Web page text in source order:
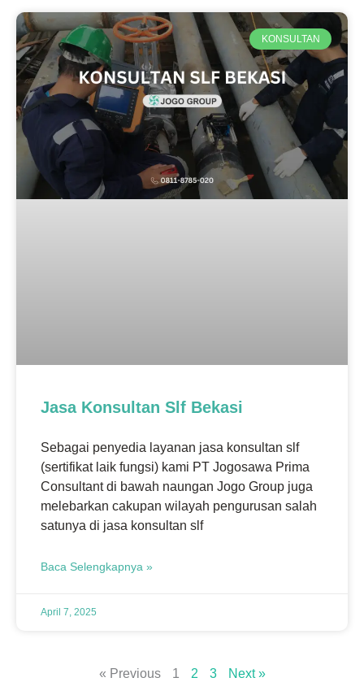
KONSULTAN
Jasa Konsultan Slf Bekasi
Sebagai penyedia layanan jasa konsultan slf
(sertifikat laik fungsi) kami PT Jogosawa Prima
Consultant di bawah naungan Jogo Group juga
melebarkan cakupan wilayah pengurusan salah
satunya di jasa konsultan slf
Baca Selengkapnya »
April 7, 2025
« Previous 1 2 3 Next »